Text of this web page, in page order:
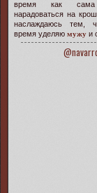
время как
нарадоваться на
наслаждаюсь тем,
время уделяю мужу и